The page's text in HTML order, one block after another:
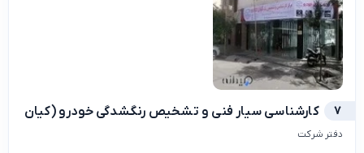
7 کارشناسی سیار فنی و تشخیص رنگشدگی خودرو (کیان
دفتر شرکت